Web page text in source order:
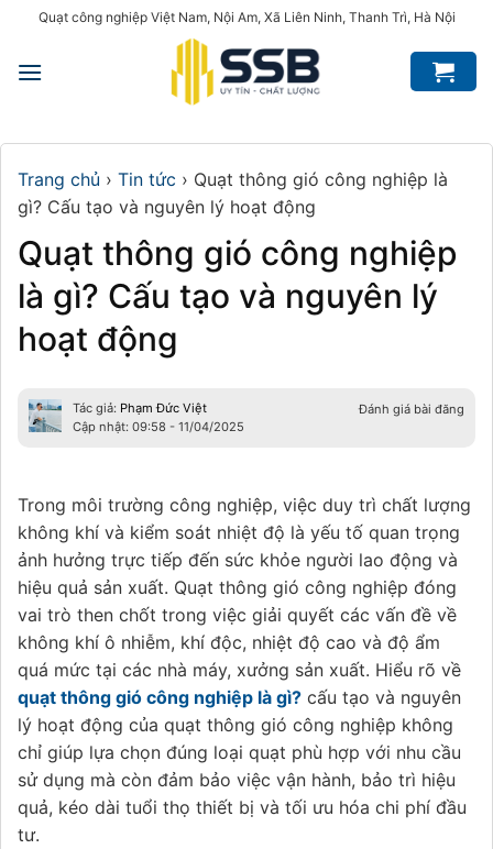
nội
Quạt công nghiệp Việt Nam, Nội Am, Xã Liên Ninh, Thanh Trì, Hà Nội
Trang chủ › Tin tức › Quạt thông gió công nghiệp là
gì? Cấu tạo và nguyên lý hoạt động
Quạt thông gió công nghiệp
là gì? Cấu tạo và nguyên lý
hoạt động
Tác giả: Phạm Đức Việt
Cập nhật: 09:58 - 11/04/2025
Đánh giá bài đăng
Trong môi trường công nghiệp, việc duy trì chất lượng
không khí và kiểm soát nhiệt độ là yếu tố quan trọng
ảnh hưởng trực tiếp đến sức khỏe người lao động và
hiệu quả sản xuất. Quạt thông gió công nghiệp đóng
vai trò then chốt trong việc giải quyết các vấn đề về
không khí ô nhiễm, khí độc, nhiệt độ cao và độ ẩm
quá mức tại các nhà máy, xưởng sản xuất. Hiểu rõ về
quạt thông gió công nghiệp là gì? cấu tạo và nguyên
lý hoạt động của quạt thông gió công nghiệp không
chỉ giúp lựa chọn đúng loại quạt phù hợp với nhu cầu
sử dụng mà còn đảm bảo việc vận hành, bảo trì hiệu
quả, kéo dài tuổi thọ thiết bị và tối ưu hóa chi phí đầu
tư.